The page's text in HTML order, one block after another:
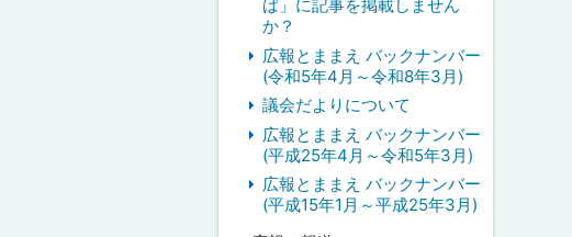
ば」に記事を掲載しません
か？
広報とままえ バックナンバー
(令和5年4月～令和8年3月)
議会だよりについて
広報とままえ バックナンバー
(平成25年4月～令和5年3月)
広報とままえ バックナンバー
(平成15年1月～平成25年3月)